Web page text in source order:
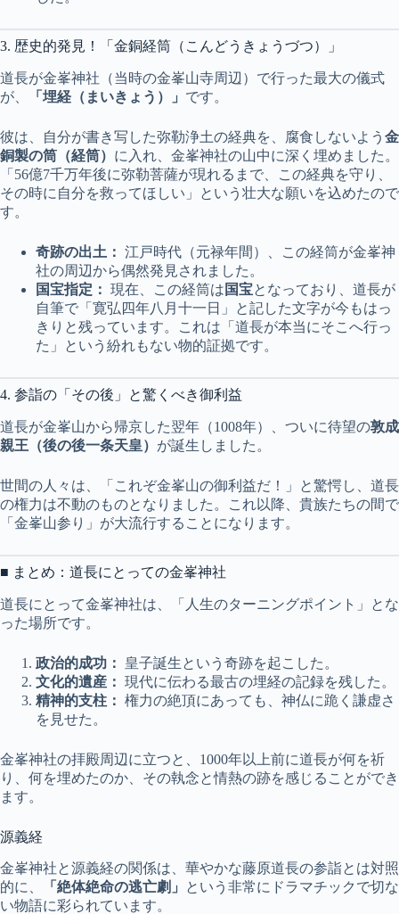
3. 歴史的発見！「金銅経筒（こんどうきょうづつ）」
道長が金峯神社（当時の金峯山寺周辺）で行った最大の儀式
が、
「埋経（まいきょう）」 です。
彼は、自分が書き写した弥勒浄土の経典を、腐食しないよう 金
銅製の筒（経筒） に入れ、金峯神社の山中に深く埋めました。
「56億7千万年後に弥勒菩薩が現れるまで、この経典を守り、
その時に自分を救ってほしい」という壮大な願いを込めたので
す。
奇跡の出土： 江戸時代（元禄年間）、この経筒が金峯神
社の周辺から偶然発見されました。
国宝指定： 現在、この経筒は 国宝となっており、道長が
自筆で「寛弘四年八月十一日」と記した文字が今もはっ
きりと残っています。これは「道長が本当にそこへ行っ
た」という紛れもない物的証拠です。
4. 参詣の「その後」と驚くべき御利益
道長が金峯山から帰京した翌年（1008年）、ついに待望の敦成
親王（後の後一条天皇） が誕生しました。
世間の人々は、「これぞ金峯山の御利益だ！」と驚愕し、道長
の権力は不動のものとなりました。これ以降、貴族たちの間で
「金峯山参り」が大流行することになります。
■ まとめ：道長にとっての金峯神社
道長にとって金峯神社は、「人生のターニングポイント」とな
った場所です。
政治的成功：
皇子誕生という奇跡を起こした。
文化的遺産： 現代に伝わる最古の埋経の記録を残した。
精神的支柱： 権力の絶頂にあっても、神仏に跪く謙虚さ
を見せた。
金峯神社の拝殿周辺に立つと、1000年以上前に道長が何を祈
り、何を埋めたのか、その執念と情熱の跡を感じることができ
ます。
源義経
金峯神社と源義経の関係は、華やかな藤原道長の参詣とは対照
的に、
「絶体絶命の逃亡劇」
という非常にドラマチックで切な
い物語に彩られています。